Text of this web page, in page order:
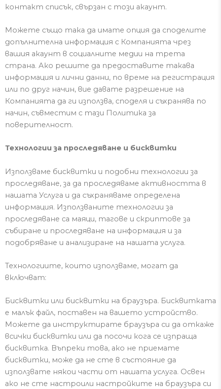
контакт списък, свързан с този акаунт.
Можете също така да имате опция да споделите
допълнителна информация с Компанията чрез
вашия акаунт в социалните медии на трета
страна. Ако решите да предоставите такава
информация и лични данни, по време на регистрация
или по друг начин, вие давате разрешение на
Компанията да ги използва, споделя и съхранява по
начин, съвместим с тази Политика за
поверителност.
Технологии за проследяване и бисквитки
Използваме бисквитки и подобни технологии за
проследяване, за да проследяваме активността в
нашата Услуга и да съхраняваме определена
информация. Използваните технологии за
проследяване са маяци, тагове и скриптове за
събиране и проследяване на информация и за
подобряване и анализиране на нашата услуга.
Технологиите, които използваме, могат да
включват:
Бисквитки или бисквитки на браузъра. Бисквитката
е малък файл, поставен на вашето устройство.
Можете да инструктирате браузъра си да откаже
всички бисквитки или да посочи кога се изпраща
бисквитка. Въпреки това, ако не приемате
бисквитки, може да не сте в състояние да
използвате някои части от нашата услуга. Освен
ако не сте настроили настройките на браузъра си